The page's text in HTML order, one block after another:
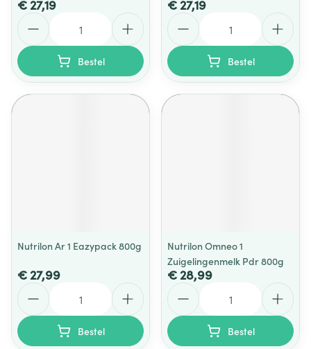
€ 27,19
Bestel
€ 27,19
Bestel
Nutrilon Ar 1 Eazypack 800g
€ 27,99
Bestel
Nutrilon Omneo 1
Zuigelingenmelk Pdr 800g
€ 28,99
Bestel